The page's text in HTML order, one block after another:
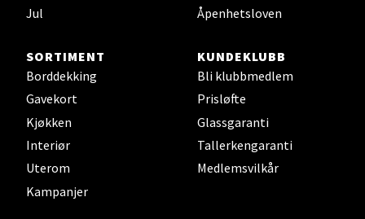
Jul
Åpenhetsloven
SORTIMENT
Borddekking
Gavekort
Kjøkken
Interiør
Uterom
Kampanjer
KUNDEKLUBB
Bli klubbmedlem
Prisløfte
Glassgaranti
Tallerkengaranti
Medlemsvilkår
Strangata 26, 8400 Sortland
0 i butikk
Steinkjer - Thon Senter Steinkjer